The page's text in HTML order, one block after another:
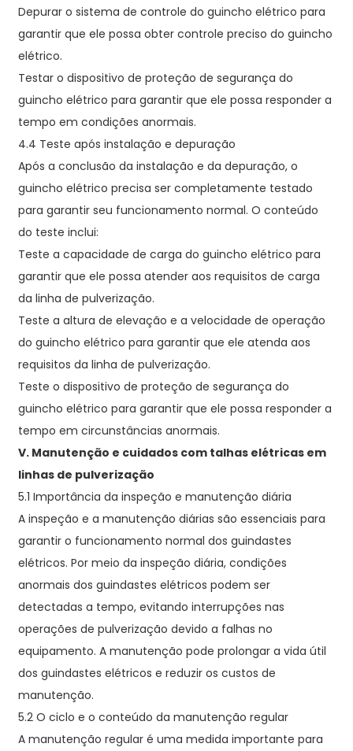
Depurar o sistema de controle do guincho elétrico para
garantir que ele possa obter controle preciso do guincho
elétrico.
Testar o dispositivo de proteção de segurança do
guincho elétrico para garantir que ele possa responder a
tempo em condições anormais.
4.4 Teste após instalação e depuração
Após a conclusão da instalação e da depuração, o
guincho elétrico precisa ser completamente testado
para garantir seu funcionamento normal. O conteúdo
do teste inclui:
Teste a capacidade de carga do guincho elétrico para
garantir que ele possa atender aos requisitos de carga
da linha de pulverização.
Teste a altura de elevação e a velocidade de operação
do guincho elétrico para garantir que ele atenda aos
requisitos da linha de pulverização.
Teste o dispositivo de proteção de segurança do
guincho elétrico para garantir que ele possa responder a
tempo em circunstâncias anormais.
V. Manutenção e cuidados com talhas elétricas em
linhas de pulverização
5.1 Importância da inspeção e manutenção diária
A inspeção e a manutenção diárias são essenciais para
garantir o funcionamento normal dos guindastes
elétricos. Por meio da inspeção diária, condições
anormais dos guindastes elétricos podem ser
detectadas a tempo, evitando interrupções nas
operações de pulverização devido a falhas no
equipamento. A manutenção pode prolongar a vida útil
dos guindastes elétricos e reduzir os custos de
manutenção.
5.2 O ciclo e o conteúdo da manutenção regular
A manutenção regular é uma medida importante para